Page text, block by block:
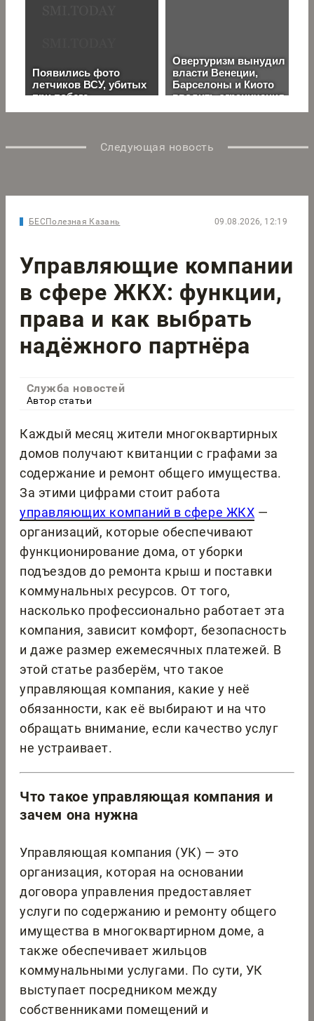
Следующая новость
БЕСПолезная Казань 09.08.2026, 12:19
Управляющие компании
в сфере ЖКХ: функции,
права и как выбрать
надёжного партнёра
Служба новостей
Автор статьи
Каждый месяц жители многоквартирных
домов получают квитанции с графами за
содержание и ремонт общего имущества.
За этими цифрами стоит работа
управляющих компаний в сфере ЖКХ —
организаций, которые обеспечивают
функционирование дома, от уборки
подъездов до ремонта крыш и поставки
коммунальных ресурсов. От того,
насколько профессионально работает эта
компания, зависит комфорт, безопасность
и даже размер ежемесячных платежей. В
этой статье разберём, что такое
управляющая компания, какие у неё
обязанности, как её выбирают и на что
обращать внимание, если качество услуг
не устраивает.
Что такое управляющая компания и
зачем она нужна
Управляющая компания (УК) — это
организация, которая на основании
договора управления предоставляет
услуги по содержанию и ремонту общего
имущества в многоквартирном доме, а
также обеспечивает жильцов
коммунальными услугами. По сути, УК
выступает посредником между
собственниками помещений и